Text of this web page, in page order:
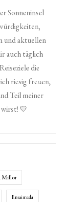
Sonneninsel
und aktuellen
auch täglich
die
riesig freuen,
Teil meiner
💛
Millor
Ensaimada